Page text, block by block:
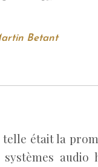
Betant
était la
audio